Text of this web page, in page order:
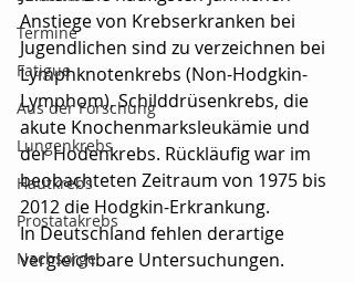
Termine
Fatigue
Aus der Forschung
Lungenkrebs
Hautkrebs
Prostatakrebs
Nachsorge
Anstiege von Krebserkranken bei
Jugendlichen sind zu verzeichnen bei
Lymphknotenkrebs (Non-Hodgkin-
Lymphom), Schilddrüsenkrebs, die
akute Knochenmarksleukämie und
der Hodenkrebs. Rückläufig war im
beobachteten Zeitraum von 1975 bis
2012 die Hodgkin-Erkrankung.
In Deutschland fehlen derartige
vergleichbare Untersuchungen.